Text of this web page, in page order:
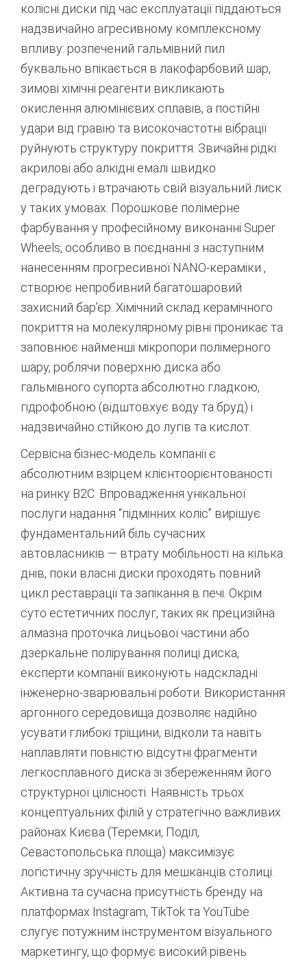
колісні диски під час експлуатації піддаються
надзвичайно агресивному комплексному
впливу: розпечений гальмівний пил
буквально впікається в лакофарбовий шар,
зимові хімічні реагенти викликають
окислення алюмінієвих сплавів, а постійні
удари від гравію та високочастотні вібрації
руйнують структуру покриття. Звичайні рідкі
акрилові або алкідні емалі швидко
деградують і втрачають свій візуальний лиск
у таких умовах. Порошкове полімерне
фарбування у професійному виконанні Super
Wheels, особливо в поєднанні з наступним
нанесенням прогресивної NANO-кераміки ,
створює непробивний багатошаровий
захисний бар’єр. Хімічний склад керамічного
покриття на молекулярному рівні проникає та
заповнює найменші мікропори полімерного
шару, роблячи поверхню диска або
гальмівного супорта абсолютно гладкою,
гідрофобною (відштовхує воду та бруд) і
надзвичайно стійкою до лугів та кислот.
Сервісна бізнес-модель компанії є
абсолютним взірцем клієнтоорієнтованості
на ринку B2C. Впровадження унікальної
послуги надання “підмінних коліс” вирішує
фундаментальний біль сучасних
автовласників — втрату мобільності на кілька
днів, поки власні диски проходять повний
цикл реставрації та запікання в печі. Окрім
суто естетичних послуг, таких як прецизійна
алмазна проточка лицьової частини або
дзеркальне полірування полиці диска,
експерти компанії виконують надскладні
інженерно-зварювальні роботи. Використання
аргонного середовища дозволяє надійно
усувати глибокі тріщини, відколи та навіть
наплавляти повністю відсутні фрагменти
легкосплавного диска зі збереженням його
структурної цілісності. Наявність трьох
концептуальних філій у стратегічно важливих
районах Києва (Теремки, Поділ,
Севастопольська площа) максимізує
логістичну зручність для мешканців столиці.
Активна та сучасна присутність бренду на
платформах Instagram, TikTok та YouTube
слугує потужним інструментом візуального
маркетингу, що формує високий рівень